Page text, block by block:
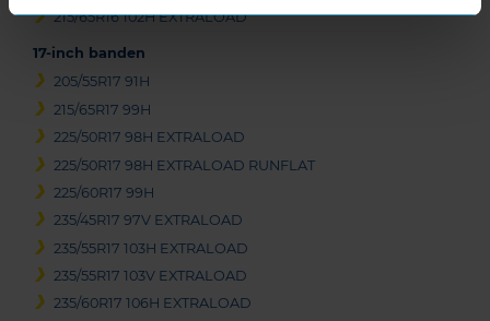
215/65R16 102H EXTRALOAD
17-inch banden
205/55R17 91H
215/65R17 99H
225/50R17 98H EXTRALOAD
225/50R17 98H EXTRALOAD RUNFLAT
225/60R17 99H
235/45R17 97V EXTRALOAD
235/55R17 103H EXTRALOAD
235/55R17 103V EXTRALOAD
235/60R17 106H EXTRALOAD